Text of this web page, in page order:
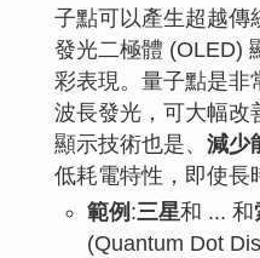
子點可以產生超越傳
發光二極體 (OLED)
彩表現。量子點是非
波長發光，可大幅改
顯示技術也是、 減少
低耗電特性，即使長
範例 :三星和 ... 和
(Quantum Dot